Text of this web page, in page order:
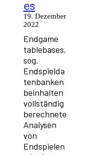
es
19. Dezember
2022
Endgame
tablebases,
sog.
Endspielda
tenbanken
beinhalten
vollständig
berechnete
Analysen
von
Endspielen